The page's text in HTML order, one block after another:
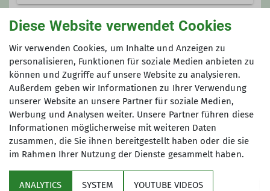
Ämter
Kletterwandbetreuung Waging
Leiter*in Ortsgruppe Waging
Wandern mit Babys und
Kleinkindern
Diese Website verwendet Cookies
Wir verwenden Cookies, um Inhalte und Anzeigen zu
personalisieren, Funktionen für soziale Medien anbieten zu
können und Zugriffe auf unsere Website zu analysieren.
Außerdem geben wir Informationen zu Ihrer Verwendung
unserer Website an unsere Partner für soziale Medien,
Werbung und Analysen weiter. Unsere Partner führen diese
Informationen möglicherweise mit weiteren Daten
zusammen, die Sie ihnen bereitgestellt haben oder die sie
im Rahmen Ihrer Nutzung der Dienste gesammelt haben.
ANALYTICS SYSTEM YOUTUBE VIDEOS